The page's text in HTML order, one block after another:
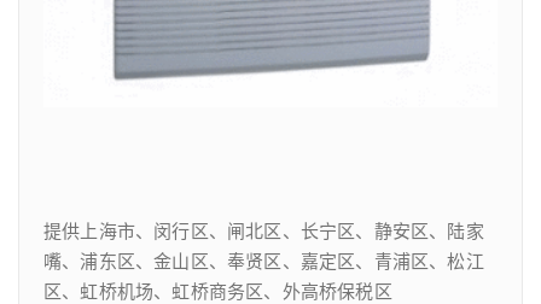
提供上海市、闵行区、闸北区、长宁区、静安区、陆家
嘴、浦东区、金山区、奉贤区、嘉定区、青浦区、松江
区、虹桥机场、虹桥商务区、外高桥保税区